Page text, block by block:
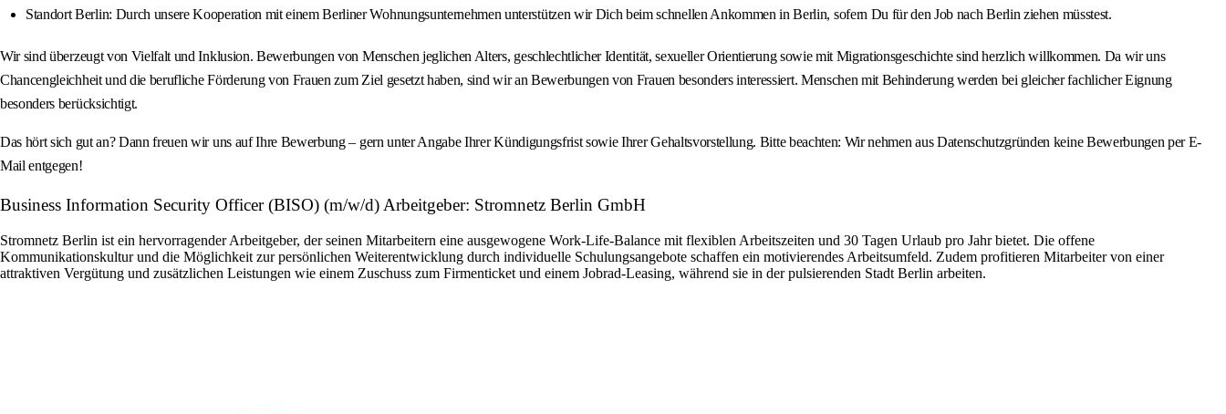
Standort Berlin: Durch unsere Kooperation mit einem Berliner Wohnungsunternehmen unterstützen wir Dich beim schnellen Ankommen in Berlin, sofern Du für den Job nach Berlin ziehen müsstest.
Wir sind überzeugt von Vielfalt und Inklusion. Bewerbungen von Menschen jeglichen Alters, geschlechtlicher Identität, sexueller Orientierung sowie mit Migrationsgeschichte sind herzlich willkommen. Da wir uns
Chancengleichheit und die berufliche Förderung von Frauen zum Ziel gesetzt haben, sind wir an Bewerbungen von Frauen besonders interessiert. Menschen mit Behinderung werden bei gleicher fachlicher Eignung
besonders berücksichtigt.
Das hört sich gut an? Dann freuen wir uns auf Ihre Bewerbung – gern unter Angabe Ihrer Kündigungsfrist sowie Ihrer Gehaltsvorstellung. Bitte beachten: Wir nehmen aus Datenschutzgründen keine Bewerbungen per E-
Mail entgegen!
Business Information Security Officer (BISO) (m/w/d) Arbeitgeber: Stromnetz Berlin GmbH
Stromnetz Berlin ist ein hervorragender Arbeitgeber, der seinen Mitarbeitern eine ausgewogene Work-Life-Balance mit flexiblen Arbeitszeiten und 30 Tagen Urlaub pro Jahr bietet. Die offene
Kommunikationskultur und die Möglichkeit zur persönlichen Weiterentwicklung durch individuelle Schulungsangebote schaffen ein motivierendes Arbeitsumfeld. Zudem profitieren Mitarbeiter von einer
attraktiven Vergütung und zusätzlichen Leistungen wie einem Zuschuss zum Firmenticket und einem Jobrad-Leasing, während sie in der pulsierenden Stadt Berlin arbeiten.